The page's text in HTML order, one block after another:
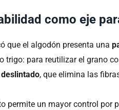
como eje
que el algodón presenta una
trigo: para reutilizar el grano
deslintado, que elimina las
permite un mayor control por